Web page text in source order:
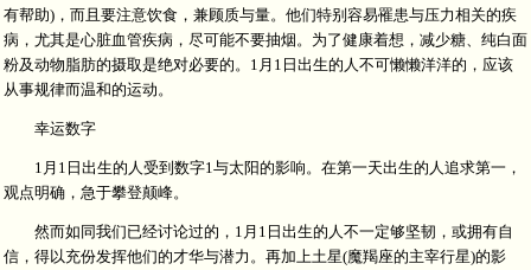
有帮助)，而且要注意饮食，兼顾质与量。他们特别容易罹患与压力相关的疾
病，尤其是心脏血管疾病，尽可能不要抽烟。为了健康着想，减少糖、纯白面
粉及动物脂肪的摄取是绝对必要的。1月1日出生的人不可懒懒洋洋的，应该
从事规律而温和的运动。
幸运数字
1月1日出生的人受到数字1与太阳的影响。在第一天出生的人追求第一，
观点明确，急于攀登颠峰。
然而如同我们已经讨论过的，1月1日出生的人不一定够坚韧，或拥有自
信，得以充份发挥他们的才华与潜力。再加上土星(魔羯座的主宰行星)的影